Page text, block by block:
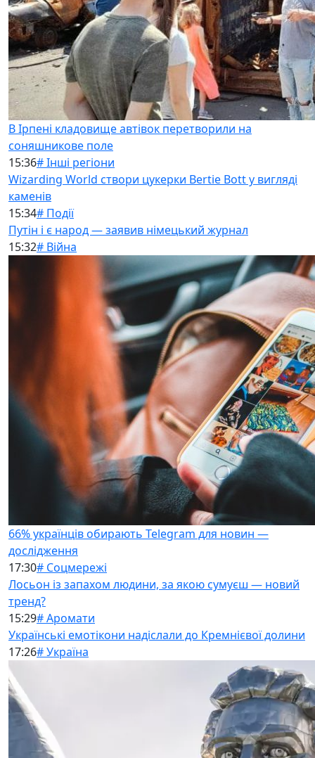
В Ірпені кладовище автівок перетворили на
соняшникове поле
15:36# Інші регіони
Wizarding World створи цукерки Bertie Bott у вигляді
каменів
15:34# Події
Путін і є народ — заявив німецький журнал
15:32# Війна
66% українців обирають Telegram для новин —
дослідження
17:30# Соцмережі
Лосьон із запахом людини, за якою сумуєш — новий
тренд?
15:29# Аромати
Українські емотікони надіслали до Кремнієвої долини
17:26# Україна